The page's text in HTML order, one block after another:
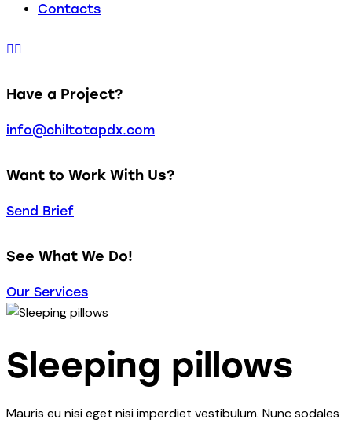
Contacts
Have a Project?
info@chiltotapdx.com
Want to Work With Us?
Send Brief
See What We Do!
Our Services
Sleeping pillows
Mauris eu nisi eget nisi imperdiet vestibulum. Nunc sodales